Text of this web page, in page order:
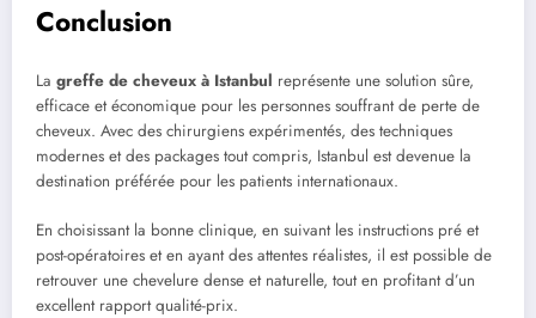
Conclusion
La greffe de cheveux à Istanbul représente une solution sûre,
efficace et économique pour les personnes souffrant de perte de
cheveux. Avec des chirurgiens expérimentés, des techniques
modernes et des packages tout compris, Istanbul est devenue la
destination préférée pour les patients internationaux.
En choisissant la bonne clinique, en suivant les instructions pré et
post-opératoires et en ayant des attentes réalistes, il est possible de
retrouver une chevelure dense et naturelle, tout en profitant d’un
excellent rapport qualité-prix.